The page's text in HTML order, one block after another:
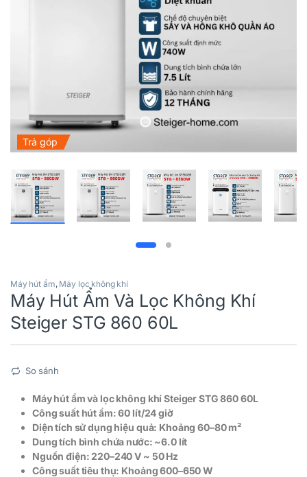
Trả góp
Máy hút ẩm, Máy lọc không khí
Máy Hút Ẩm Và Lọc Không Khí
Steiger STG 860 60L
So sánh
Máy hút ẩm và lọc không khí Steiger STG 860 60L
Công suất hút ẩm: 60 lít/24 giờ
Diện tích sử dụng hiệu quả: Khoảng 60–80 m²
Dung tích bình chứa nước: ~6.0 lít
Nguồn điện: 220–240 V ~ 50 Hz
Công suất tiêu thụ: Khoảng 600–650 W